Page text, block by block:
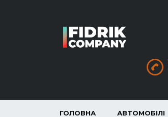
ГОЛОВНА АВТОМОБІЛІ